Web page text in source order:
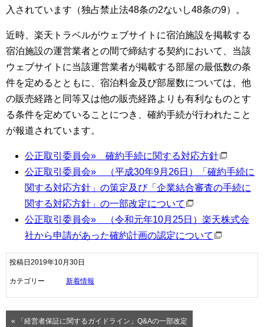
入されています（独占禁止法48条の2ないし48条の9）。
近時、楽天トラベルがウェブサイトに宿泊施設を掲載する
宿泊施設の運営業者との間で締結する契約において、当該
ウェブサイトに当該運営業者が掲載する部屋の最低数の条
件を定めるとともに、宿泊料金及び部屋数については、他
の販売経路と同等又は他の販売経路よりも有利なものとす
る条件を定めていることにつき、確約手続が行われたこと
が報道されています。
公正取引委員会» 確約手続に関する対応方針
公正取引委員会»
（平成30年9月 26日 ）
「確約手続に
関する対応方針」の策定及び「企業結合審査の手続に
関する対応方針」の一部改定について
公正取引委員会» （令和元年10月 25日）楽天株式会
社から申請があった確約計画の認定について
投稿日2019年10月30日
カテゴリー 新着情報
« 「経営者保証に関するガイドライン」Q&Aの一部改定